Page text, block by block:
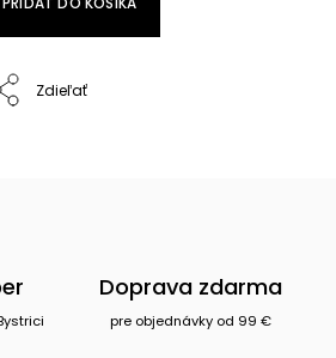
Zdieľať
Doprava zdarma
pre objednávky od 99 €